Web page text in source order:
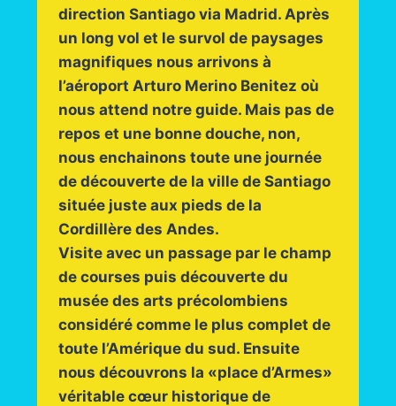
direction Santiago via Madrid. Après
un long vol et le survol de paysages
magnifiques nous arrivons à
l’aéroport Arturo Merino Benitez où
nous attend notre guide. Mais pas de
repos et une bonne douche, non,
nous enchainons toute une journée
de découverte de la ville de Santiago
située juste aux pieds de la
Cordillère des Andes.
Visite avec un passage par le champ
de courses puis découverte du
musée des arts précolombiens
considéré comme le plus complet de
toute l’Amérique du sud. Ensuite
nous découvrons la «place d’Armes»
véritable cœur historique de